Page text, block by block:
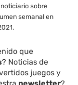
sobre
semanal en
que
? Noticias de
juegos y